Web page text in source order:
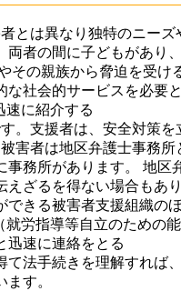
とは異なり独特のニーズ
者の間に子どもがあり
その親族から脅迫を受
社会的サービスを必要
速に紹介する
支援者は、安全対策を
害者は地区弁護士事務所
事務所があります。 地区
ざるを得ない場合もあ
きる被害者支援組織の
労指導等自立のための
迅速に連絡をとる
法手続きを理解すれば
す。